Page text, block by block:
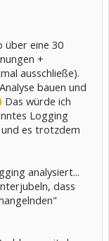
über eine 30
+
ausschließe).
bauen und
Das würde ich
Logging
es trotzdem
analysiert...
dass